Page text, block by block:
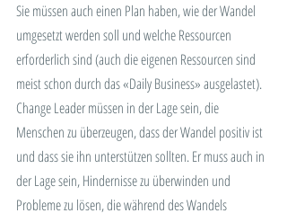
Sie müssen auch einen Plan haben, wie der Wandel
umgesetzt werden soll und welche Ressourcen
erforderlich sind (auch die eigenen Ressourcen sind
meist schon durch das «Daily Business» ausgelastet).
Change Leader müssen in der Lage sein, die
Menschen zu überzeugen, dass der Wandel positiv ist
und dass sie ihn unterstützen sollten. Er muss auch in
der Lage sein, Hindernisse zu überwinden und
Probleme zu lösen, die während des Wandels